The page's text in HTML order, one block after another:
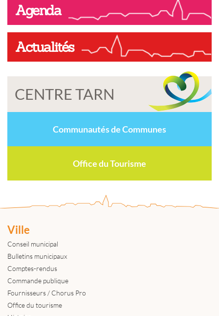
Agenda
Actualités
CENTRE TARN
Communautés de Communes
Office du Tourisme
Ville
Conseil municipal
Bulletins municipaux
Comptes-rendus
Commande publique
Fournisseurs / Chorus Pro
Office du tourisme